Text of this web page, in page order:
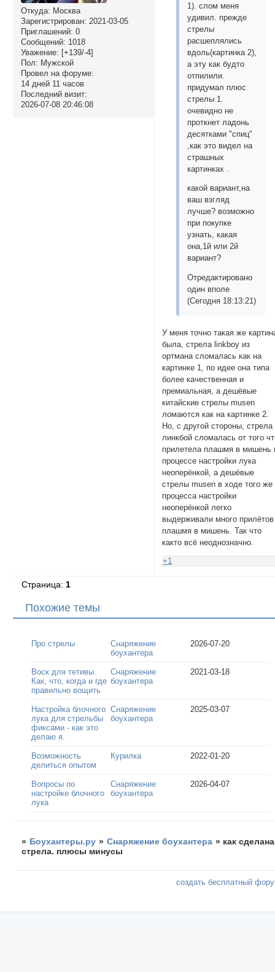
Откуда: Москва
Зарегистрирован: 2021-03-05
Приглашений: 0
Сообщений: 1018
Уважение: [+139/-4]
Пол: Мужской
Провел на форуме:
14 дней 11 часов
Последний визит:
2026-07-08 20:46:08
1). слом меня
удивил. прежде
стрелы
расшеплялись
вдоль(картинка 2),
а эту как будто
отпилили.
придумал плюс
стрелы 1.
очевидно не
проткнет ладонь
десятками "спиц"
,как это видел на
страшных
картинках .
какой вариант,на
ваш взгляд
лучше? возможно
при покупке
узнать, какая
она,1й или 2й
вариант?
Отредактировано
один вполе
(Сегодня 18:13:21)
У меня точно такая же
была, стрела linkboy из
ортмана сломалась как на
картинке 1, по идее она типа
более качественная и
премиальная, а дешёвые
китайские стрелы musen
ломаются как на картинке 2.
Но, с другой стороны, стрела
линкбой сломалась от того
прилетела плашмя в мишень
процессе настройки лука
неоперёнкой, а дешёвые
стрелы musen в ходе того же
процесса настройки
неоперёнкой легко
выдерживали много прилётов
плашмя в мишень. Так что
както всё неоднозначно.
+1
Страница:1
Похожие темы
Про стрелы
Снаряжение
боухантера
2026-07-20
Воск для тетивы.
Как, что, когда и где
правильно вощить
Снаряжение
боухантера
2021-03-18
Настройка блочного
лука для стрельбы
фиксами - как это
делаю я.
Снаряжение
боухантера
2025-03-07
Возможность
делиться опытом
Курилка 2022-01-20
Вопросы по
настройке блочного
лука
Снаряжение
боухантера
2026-04-07
» Боухантеры.ру » Снаряжение боухантера » как сделана
стрела. плюсы минусы
создать бесплатный